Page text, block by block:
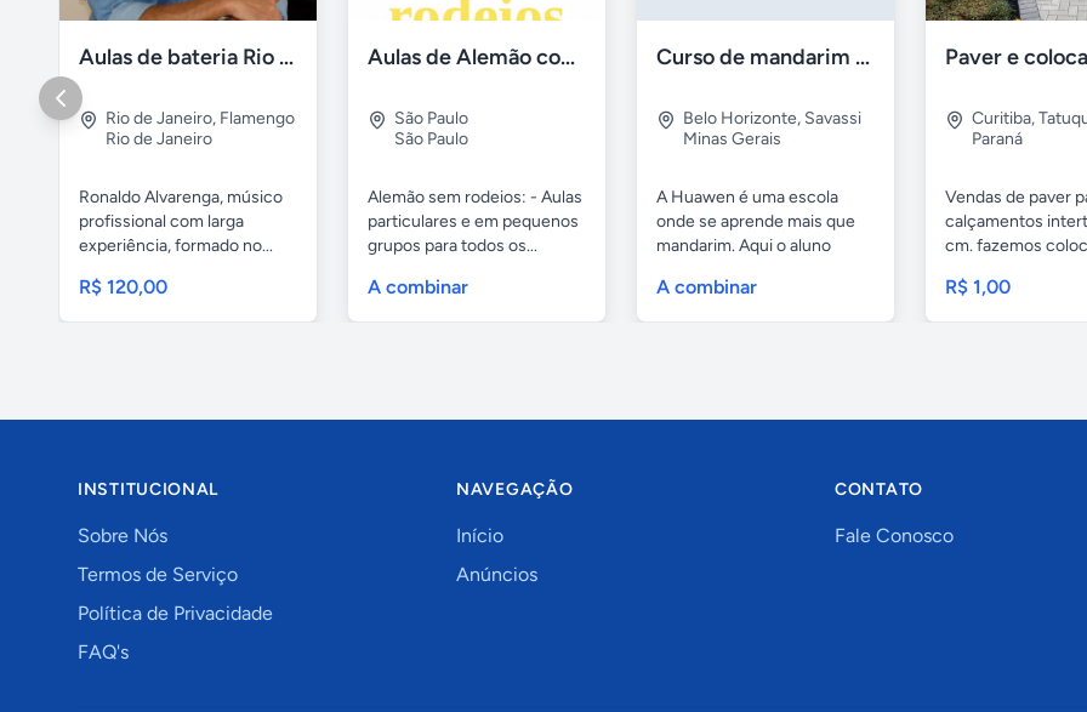
Aulas de bateria Rio de Janeiro
Rio de Janeiro, Flamengo
Rio de Janeiro
Ronaldo Alvarenga, músico
profissional com larga
experiência, formado no...
R$ 120,00
Aulas de Alemão com Professor Nativo
São Paulo
São Paulo
Alemão sem rodeios: - Aulas
particulares e em pequenos
grupos para todos os...
A combinar
Curso de mandarim em belo horizonte
Belo Horizonte, Savassi
Minas Gerais
A Huawen é uma escola
onde se aprende mais que
mandarim. Aqui o aluno
A combinar
Curitiba,
Paraná
Vendas de paver
calçamentos
cm. fazemos
R$ 1,00
INSTITUCIONAL
Sobre Nós
Termos de Serviço
Política de Privacidade
FAQ's
NAVEGAÇÃO
Início
Anúncios
CONTATO
Fale Conosco